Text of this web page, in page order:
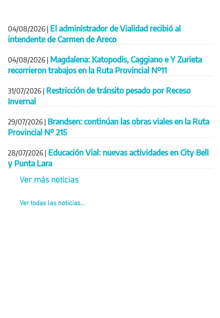
04/08/2026 | El administrador de Vialidad recibió al
intendente de Carmen de Areco
04/08/2026 | Magdalena: Katopodis, Caggiano e Y Zurieta
recorrieron trabajos en la Ruta Provincial Nº11
31/07/2026 | Restricción de tránsito pesado por Receso
Invernal
29/07/2026 | Brandsen: continúan las obras viales en la Ruta
Provincial Nº 215
28/07/2026 | Educación Vial: nuevas actividades en City Bell
y Punta Lara
Ver más noticias
Ver todas las noticias...